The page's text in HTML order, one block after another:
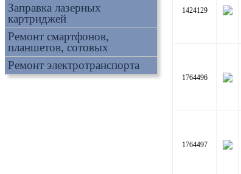
1424129
1764496
1764497
Заправка лазерных
картриджей
Ремонт смартфонов,
планшетов, сотовых
Ремонт электротранспорта